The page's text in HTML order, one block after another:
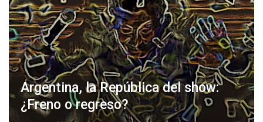
Argentina, la República del show:
¿Freno o regreso?